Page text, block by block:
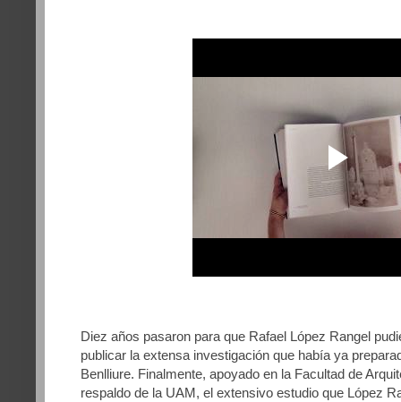
Diez años pasaron para que Rafael López Rangel
publicar la extensa investigación que había ya
Benlliure. Finalmente, apoyado en la Facultad de
respaldo de la UAM, el extensivo estudio que López